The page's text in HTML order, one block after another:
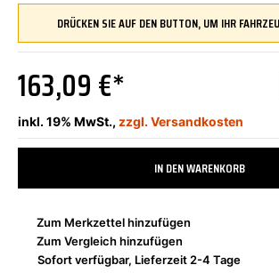
163,09 €*
inkl. 19% MwSt., zzgl. Versandkosten
IN DEN WARENKORB
Zum Merkzettel hinzufügen
Zum Vergleich hinzufügen
Sofort verfügbar, Lieferzeit 2-4 Tage